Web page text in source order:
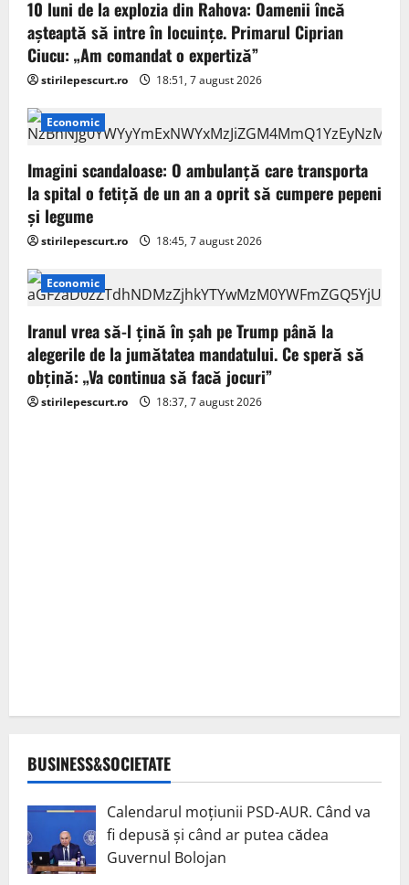
n
10 luni de la explozia din Rahova: Oamenii încă
așteaptă să intre în locuințe. Primarul Ciprian
Ciucu: „Am comandat o expertiză”
stirilepescurt.ro 18:51, 7 august 2026
Economic
Imagini scandaloase: O ambulanță care transporta
la spital o fetiță de un an a oprit să cumpere pepeni
și legume
stirilepescurt.ro 18:45, 7 august 2026
Economic
Iranul vrea să-l țină în șah pe Trump până la
alegerile de la jumătatea mandatului. Ce speră să
obțină: „Va continua să facă jocuri”
stirilepescurt.ro 18:37, 7 august 2026
BUSINESS&SOCIETATE
Calendarul moțiunii PSD-AUR. Când va
fi depusă și când ar putea cădea
Guvernul Bolojan